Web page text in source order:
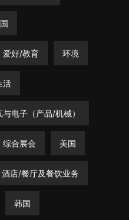
爱好/教育 环境
活
与电子（产品/机械）
综合展会 美国
酒店/餐厅及餐饮业务
韩国